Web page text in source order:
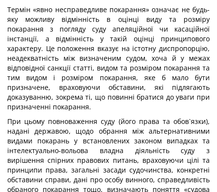
Термін «явно несправедливе покарання» означає не будь-
яку можливу відмінність в оцінці виду та розміру
покарання з погляду суду апеляційної чи касаційної
інстанції, а відмінність у такій оцінці принципового
характеру. Це положення вказує на істотну диспропорцію,
неадекватність між визначеним судом, хоча й у межах
відповідної санкції статті, видом та розміром покарання та
тим видом і розміром покарання, яке б мало бути
призначене, враховуючи обставини, які підлягають
доказуванню, зокрема ті, що повинні братися до уваги при
призначенні покарання.
При цьому повноваження суду (його права та обов`язки),
надані державою, щодо обрання між альтернативними
видами покарань у встановлених законом випадках та
інтелектуально-вольова владна діяльність суду з
вирішення спірних правових питань, враховуючи цілі та
принципи права, загальні засади судочинства, конкретні
обставини справи, дані про особу винного, справедливість
обраного покарання тощо, визначають поняття «судова